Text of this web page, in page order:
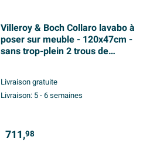
Villeroy & Boch Collaro lavabo à
poser sur meuble - 120x47cm -
sans trop-plein 2 trous de
Livraison gratuite
Livraison: 5 - 6 semaines
711,98